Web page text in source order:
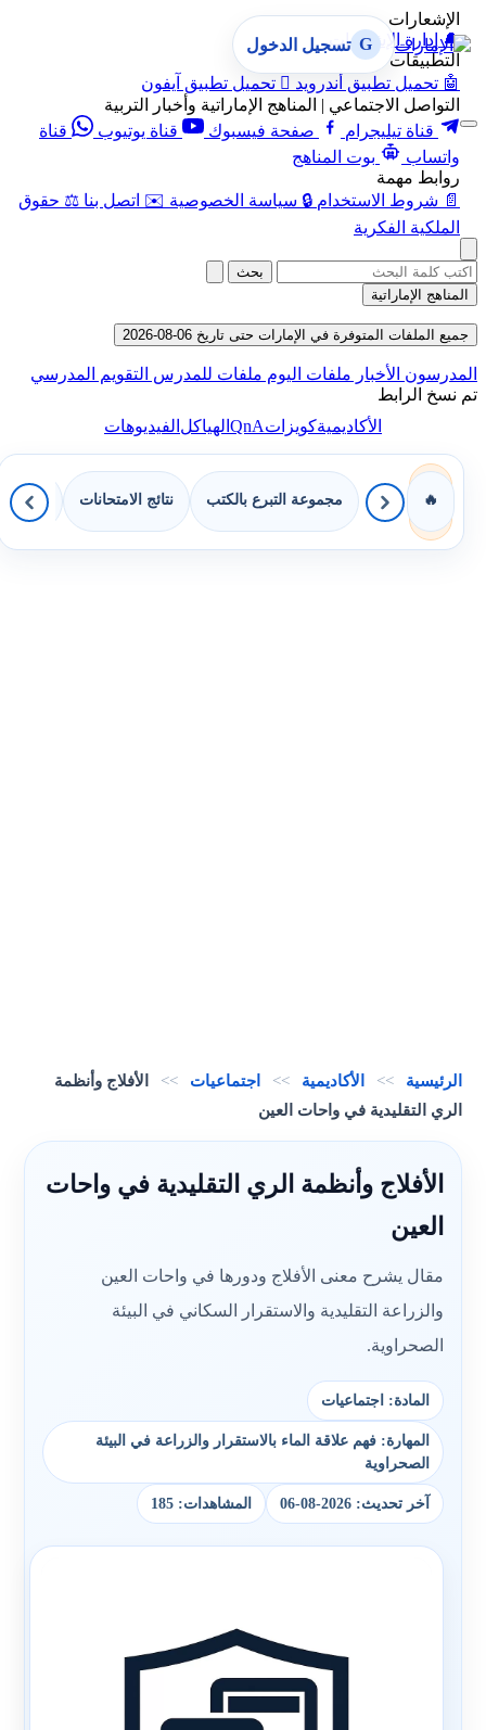
الإشعارات
🔔 إدارة الإشعارات
التطبيقات
🤖 تحميل تطبيق أندرويد  تحميل تطبيق آيفون
التواصل الاجتماعي | المناهج الإماراتية وأخبار التربية
قناة تيليجرام
صفحة فيسبوك قناة يوتيوب
قناة
واتساب
بوت المناهج
روابط مهمة
📄 شروط الاستخدام 🔒 سياسة الخصوصية ✉️ اتصل بنا ⚖️ حقوق
الملكية الفكرية
G تسجيل الدخول
بحث
المناهج الإماراتية
جميع الملفات المتوفرة في الإمارات حتى تاريخ 06-08-2026
المدرسون الأخبار ملفات اليوم ملفات للمدرس التقويم المدرسي
تم نسخ الرابط
الأكاديميةكويزاتQnAالهياكلالفيديوهات
🔥 مجموعة التبرع بالكتب نتائج الامتحانات
الرئيسية >> الأكاديمية >> اجتماعيات >>
الأفلاج وأنظمة
الري التقليدية في واحات العين
الأفلاج وأنظمة الري التقليدية في واحات
العين
مقال يشرح معنى الأفلاج ودورها في واحات العين
والزراعة التقليدية والاستقرار السكاني في البيئة
الصحراوية.
المادة: اجتماعيات
المهارة: فهم علاقة الماء بالاستقرار والزراعة في البيئة
الصحراوية
آخر تحديث: 2026-08-06 المشاهدات: 185